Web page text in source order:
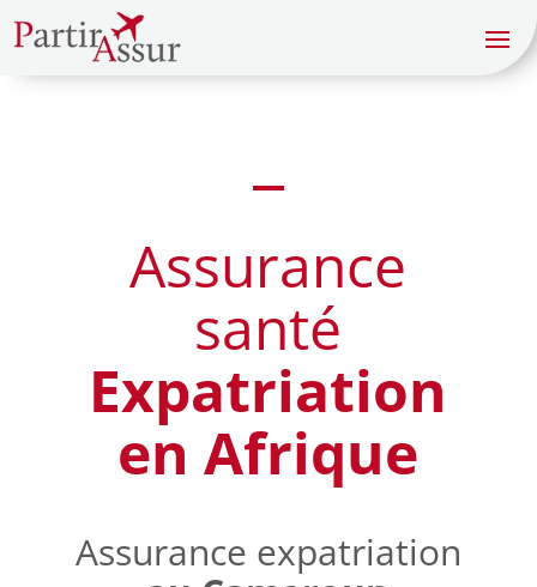
Assurance
santé
Expatriation
en Afrique
Assurance expatriation